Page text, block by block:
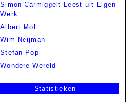
Simon Carmiggelt Leest uit Eigen
Werk
Albert Mol
Wim Neijman
Stefan Pop
Wondere Wereld
Statistieken